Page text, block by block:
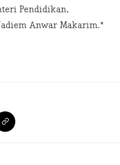
Pendidikan,
Anwar Makarim.*